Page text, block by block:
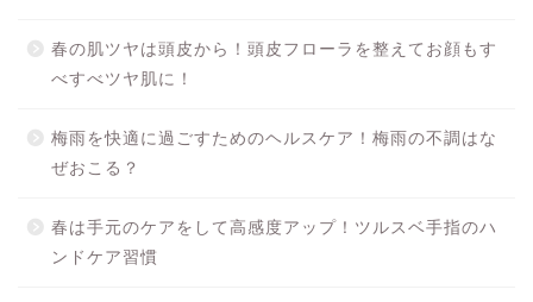
春の肌ツヤは頭皮から！頭皮フローラを整えてお顔もす
べすべツヤ肌に！
梅雨を快適に過ごすためのヘルスケア！梅雨の不調はな
ぜおこる？
春は手元のケアをして高感度アップ！ツルスベ手指のハ
ンドケア習慣